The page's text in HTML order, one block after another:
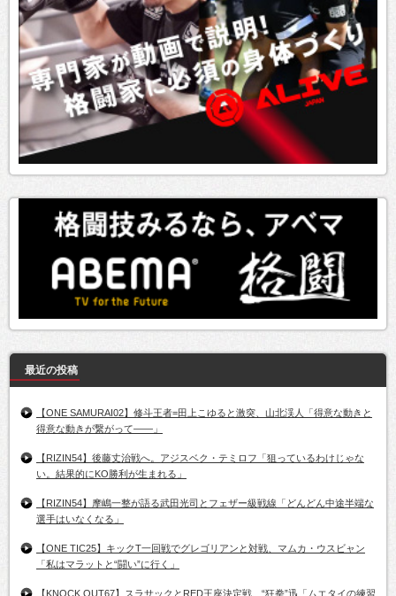
最近の投稿
【ONE SAMURAI02】修斗王者=田上こゆると激突、山北渓人「得意な動きと
得意な動きが繋がって――」
【RIZIN54】後藤丈治戦へ。アジスベク・テミロフ「狙っているわけじゃな
い。結果的にKO勝利が生まれる」
【RIZIN54】摩嶋一整が語る武田光司とフェザー級戦線「どんどん中途半端な
選手はいなくなる」
【ONE TIC25】キックT一回戦でグレゴリアンと対戦、マムカ・ウスビャン
「私はマラットと“闘い”に行く」
【KNOCK OUT67】スラサックとRED王座決定戦、“狂拳”迅「ムエタイの練習